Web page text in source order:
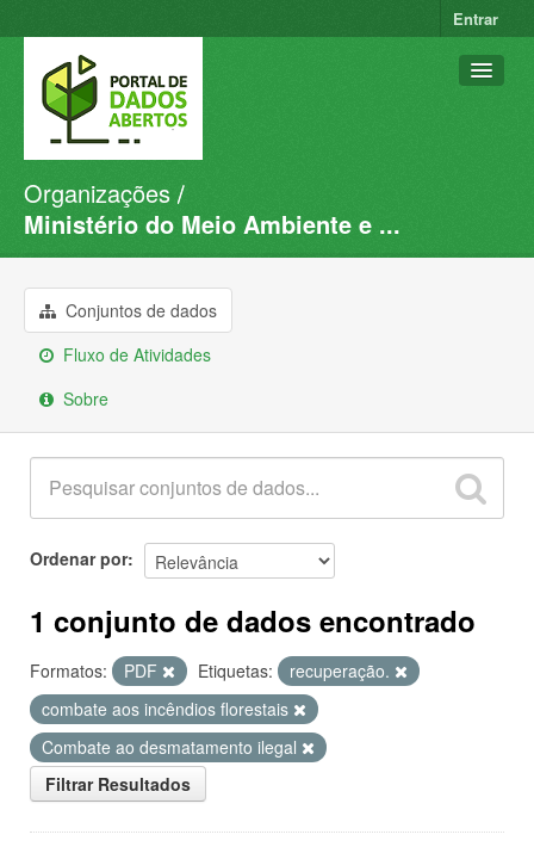
Entrar
Conjuntos de dados
Organizações
Sobre
Organizações
Ministério do Meio Ambiente e ...
Conjuntos de dados
Fluxo de Atividades
Sobre
Ordenar por
1 conjunto de dados encontrado
Formatos: PDF Etiquetas:
recuperação.
combate aos incêndios florestais
Combate ao desmatamento ilegal
Filtrar Resultados